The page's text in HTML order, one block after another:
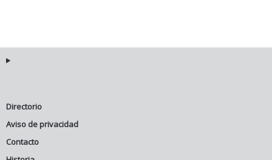
Directorio
Aviso de privacidad
Contacto